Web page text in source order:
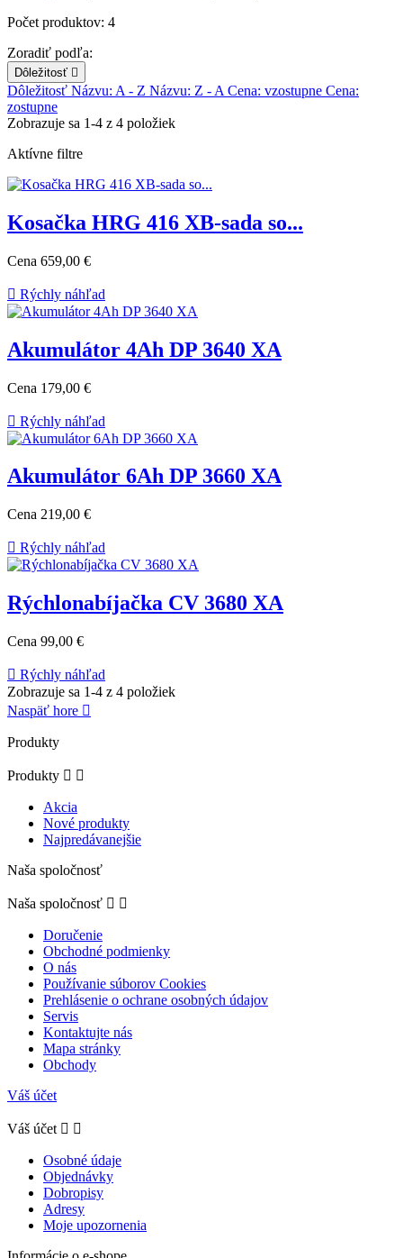
Počet produktov: 4
Zoradiť podľa:
Dôležitosť 
Dôležitosť Názvu: A - Z Názvu: Z - A Cena: vzostupne Cena:
zostupne
Zobrazuje sa 1-4 z 4 položiek
Aktívne filtre
Kosačka HRG 416 XB-sada so...
Cena 659,00 €
 Rýchly náhľad
Akumulátor 4Ah DP 3640 XA
Cena 179,00 €
 Rýchly náhľad
Akumulátor 6Ah DP 3660 XA
Cena 219,00 €
 Rýchly náhľad
Rýchlonabíjačka CV 3680 XA
Cena 99,00 €
 Rýchly náhľad
Zobrazuje sa 1-4 z 4 položiek
Naspäť hore 
Produkty
Produkty  
Akcia
Nové produkty
Najpredávanejšie
Naša spoločnosť
Naša spoločnosť  
Doručenie
Obchodné podmienky
O nás
Používanie súborov Cookies
Prehlásenie o ochrane osobných údajov
Servis
Kontaktujte nás
Mapa stránky
Obchody
Váš účet
Váš účet  
Osobné údaje
Objednávky
Dobropisy
Adresy
Moje upozornenia